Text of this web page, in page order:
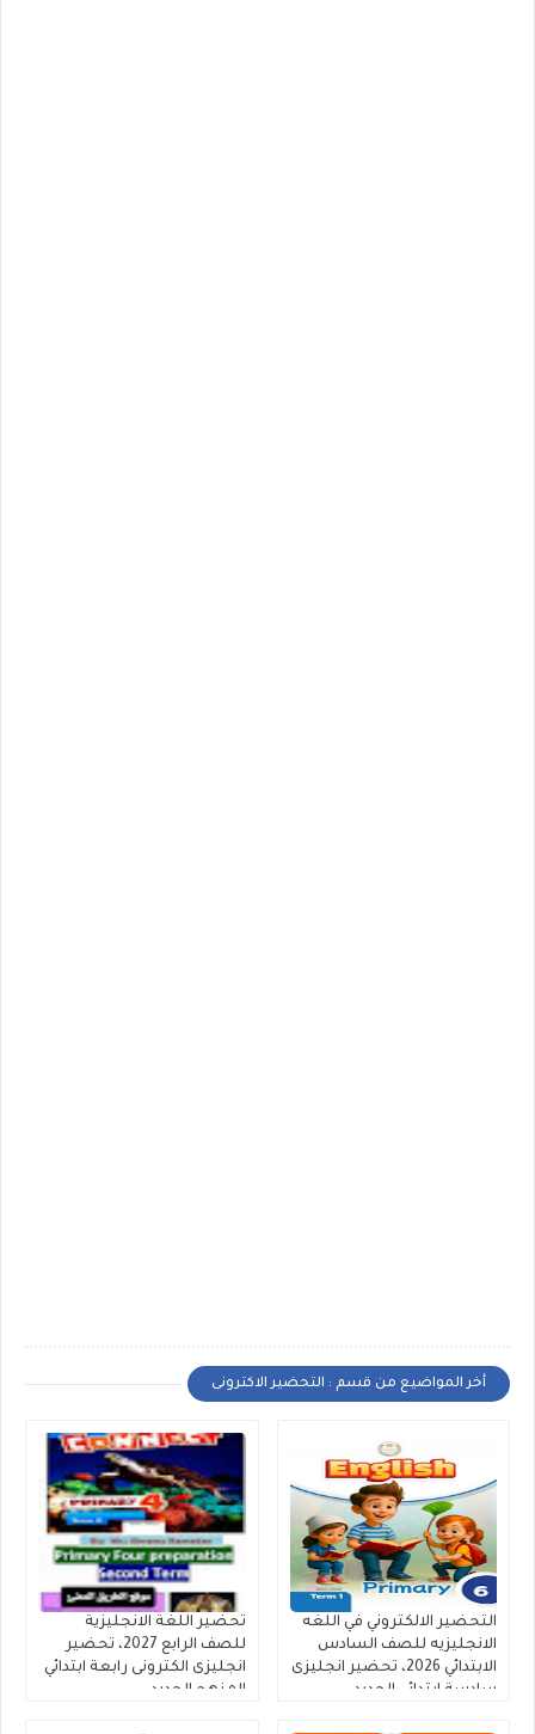
أخر المواضيع من قسم : التحضير الاكترونى
التحضير الالكتروني في اللغه
الانجليزيه للصف السادس
الابتدائي 2026، تحضير انجليزى
سادسة ابتدائي الجديد
تحضير اللغة الانجليزية
للصف الرابع 2027، تحضير
انجليزى الكترونى رابعة ابتدائي
المنهج الجديد